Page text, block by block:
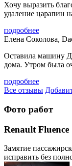
Хочу выразить
удаление царапин
подробнее
Елена Соколова,
Оставила машину
дома. Утром была
подробнее
Все отзывы
Фото работ
Renault Fluence
Замятие
исправить без